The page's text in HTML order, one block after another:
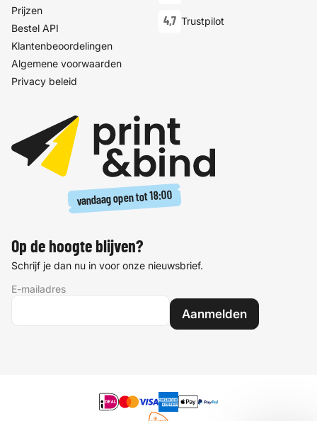
Prijzen
Bestel API
Klantenbeoordelingen
Algemene voorwaarden
Privacy beleid
4,7 Trustpilot
vandaag open tot18:00
Op de hoogte blijven?
Schrijf je dan nu in voor onze nieuwsbrief.
E-mailadres
Aanmelden